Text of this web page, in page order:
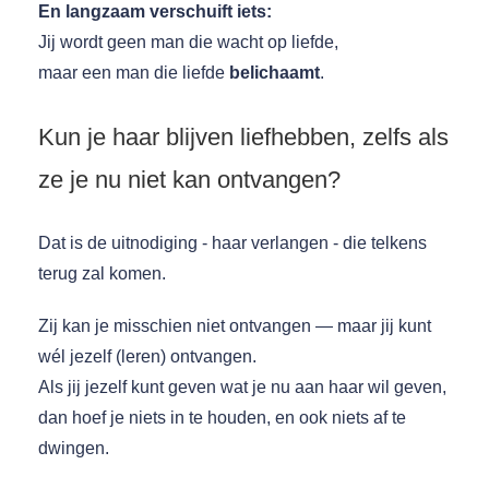
En langzaam verschuift iets:
Jij wordt geen man die wacht op liefde,
maar een man die liefde belichaamt.
Kun je haar blijven liefhebben, zelfs als
ze je nu niet kan ontvangen?
Dat is de uitnodiging - haar verlangen - die telkens
terug zal komen.
Zij kan je misschien niet ontvangen — maar jij kunt
wél jezelf (leren) ontvangen.
Als jij jezelf kunt geven wat je nu aan haar wil geven,
dan hoef je niets in te houden, en ook niets af te
dwingen.